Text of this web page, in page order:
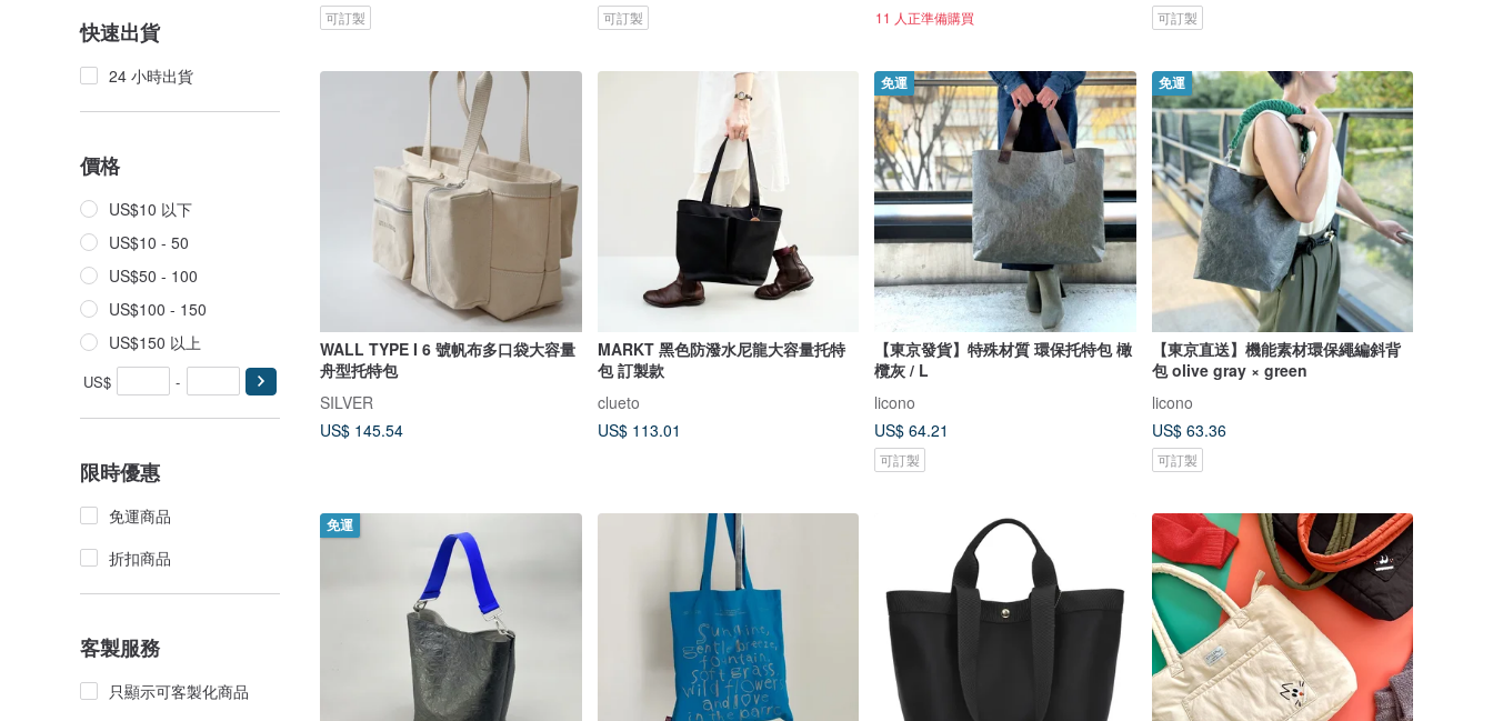
快速出貨
24 小時出貨
價格
US$10 以下
US$10 - 50
US$50 - 100
US$100 - 150
US$150 以上
US$ -
限時優惠
免運商品
折扣商品
客製服務
只顯示可客製化商品
可訂製 可訂製 11 人正準備購買 可訂製
WALL TYPE I 6 號帆布多口袋大容量
舟型托特包
SILVER
US$ 145.54
MARKT 黑色防潑水尼龍大容量托特
包 訂製款
clueto
US$ 113.01
免運
【東京發貨】特殊材質 環保托特包 橄
欖灰 / L
licono
US$ 64.21
可訂製
免運
【東京直送】機能素材環保繩編斜背
包 olive gray × green
licono
US$ 63.36
可訂製
免運